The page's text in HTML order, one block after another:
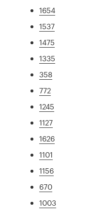
1654
1537
1475
1335
358
772
1245
1127
1626
1101
1156
670
1003